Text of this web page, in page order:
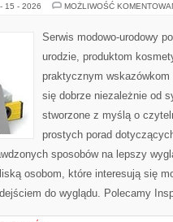
15 - 2026 MOŻLIWOŚĆ
Serwis modowo-urodowy
urodzie, produktom
praktycznym
się dobrze niezależnie od
stworzone z myślą o
prostych porad
sposobów na lepszy
osobom, które interesują się
do wyglądu. Polecamy